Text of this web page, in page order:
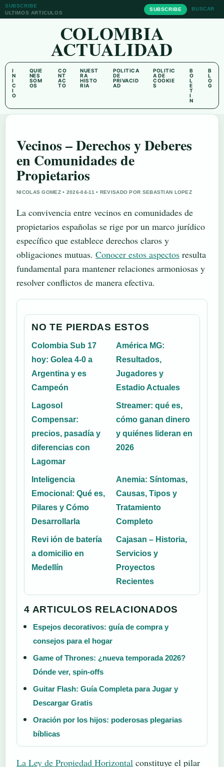
SUBSCRIBE
ULTIMOS ARTICULOS
SUBSCRIBE BUSCAR
COLOMBIA
ACTUALIDAD
I
N
I
C
I
O
QUIE
NES
SOM
OS
CO
NT
AC
TO
NUEST
RA
HISTO
RIA
POLITICA
DE
PRIVACID
AD
POLITIC
A DE
COOKIE
S
B
O
L
E
T
I
N
B
L
O
G
Vecinos – Derechos y Deberes
en Comunidades de
Propietarios
NICOLAS GOMEZ • 2026-04-11 • REVISADO POR SEBASTIAN LOPEZ
La convivencia entre vecinos en comunidades de
propietarios españolas se rige por un marco jurídico
específico que establece derechos claros y
obligaciones mutuas. Conocer estos aspectos resulta
fundamental para mantener relaciones armoniosas y
resolver conflictos de manera efectiva.
NO TE PIERDAS ESTOS
Colombia Sub 17
hoy: Golea 4-0 a
Argentina y es
Campeón
América MG:
Resultados,
Jugadores y
Estadio Actuales
Lagosol
Compensar:
precios, pasadía y
diferencias con
Lagomar
Streamer: qué es,
cómo ganan dinero
y quiénes lideran en
2026
Inteligencia
Emocional: Qué es,
Pilares y Cómo
Desarrollarla
Anemia: Síntomas,
Causas, Tipos y
Tratamiento
Completo
Revi ión de batería
a domicilio en
Medellín
Cajasan – Historia,
Servicios y
Proyectos
Recientes
4 ARTICULOS RELACIONADOS
Espejos decorativos: guía de compra y
consejos para el hogar
Game of Thrones: ¿nueva temporada 2026?
Dónde ver, spin-offs
Guitar Flash: Guía Completa para Jugar y
Descargar Gratis
Oración por los hijos: poderosas plegarias
bíblicas
La Ley de Propiedad Horizontal constituye el pilar